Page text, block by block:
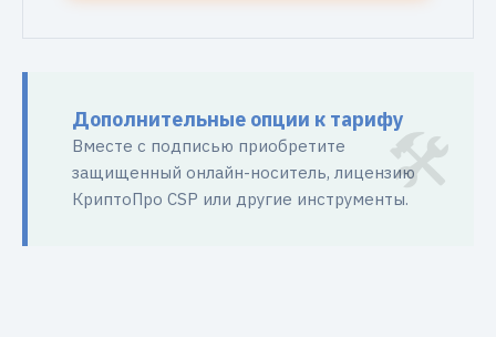
Дополнительные опции к тарифу
Вместе с подписью приобретите
защищенный онлайн-носитель, лицензию
КриптоПро CSP или другие инструменты.